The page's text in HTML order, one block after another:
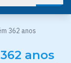
362 anos
anos